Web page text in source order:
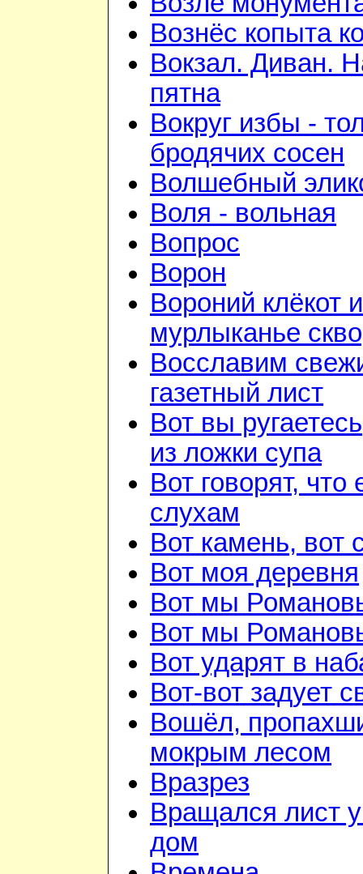
Вознёс копыта
Вокзал. Диван.
пятна
Вокруг избы -
бродячих сосен
Волшебный
Воля - вольная
Вопрос
Ворон
Вороний клёкот и
мурлыканье
Восславим
газетный лист
Вот вы
из ложки супа
Вот говорят, что
слухам
Вот камень, вот
Вот моя деревня
Вот мы
Вот мы
Вот ударят в
Вот-вот задует
Вошёл,
мокрым лесом
Вразрез
Вращался лист
дом